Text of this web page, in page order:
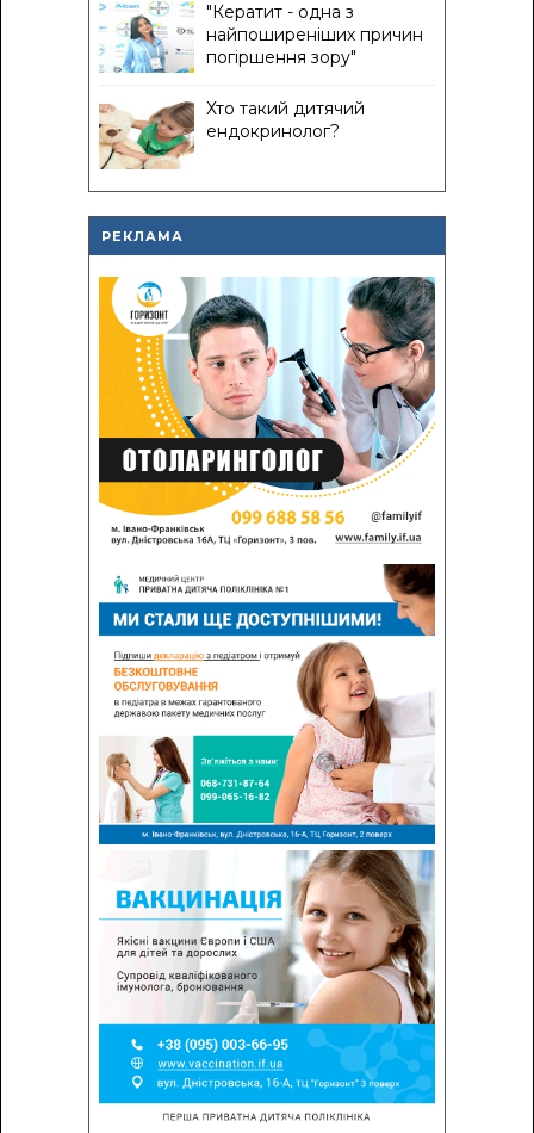
"Кератит - одна з
найпоширеніших причин
погіршення зору"
Хто такий дитячий
ендокринолог?
РЕКЛАМА